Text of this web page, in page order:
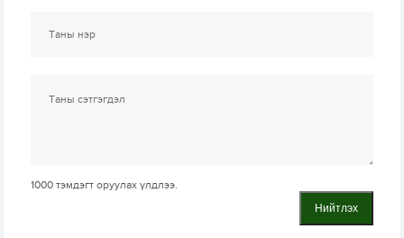
1000 тэмдэгт оруулах үлдлээ.
Нийтлэх